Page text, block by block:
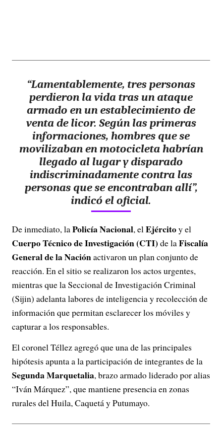
“Lamentablemente, tres personas
perdieron la vida tras un ataque
armado en un establecimiento de
venta de licor. Según las primeras
informaciones, hombres que se
movilizaban en motocicleta habrían
llegado al lugar y disparado
indiscriminadamente contra las
personas que se encontraban allí”,
indicó el oficial.
De inmediato, laPolicía Nacional, elEjércitoy el
Cuerpo Técnico de Investigación (CTI) de laFiscalía
General de la Naciónactivaron un plan conjunto de
reacción. En el sitio se realizaron los actos urgentes,
mientras que la Seccional de Investigación Criminal
(Sijin) adelanta labores de inteligencia y recolección de
información que permitan esclarecer los móviles y
capturar a los responsables.
El coronel Téllez agregó que una de las principales
hipótesis apunta a la participación de integrantes de la
Segunda Marquetalia, brazo armado liderado por alias
“Iván Márquez”, que mantiene presencia en zonas
rurales del Huila, Caquetá y Putumayo.